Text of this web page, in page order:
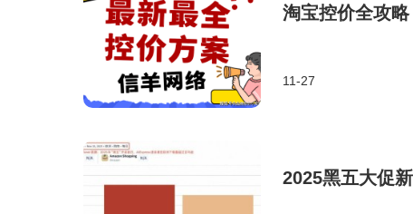
淘宝控价全攻
11-27
2025黑五大促